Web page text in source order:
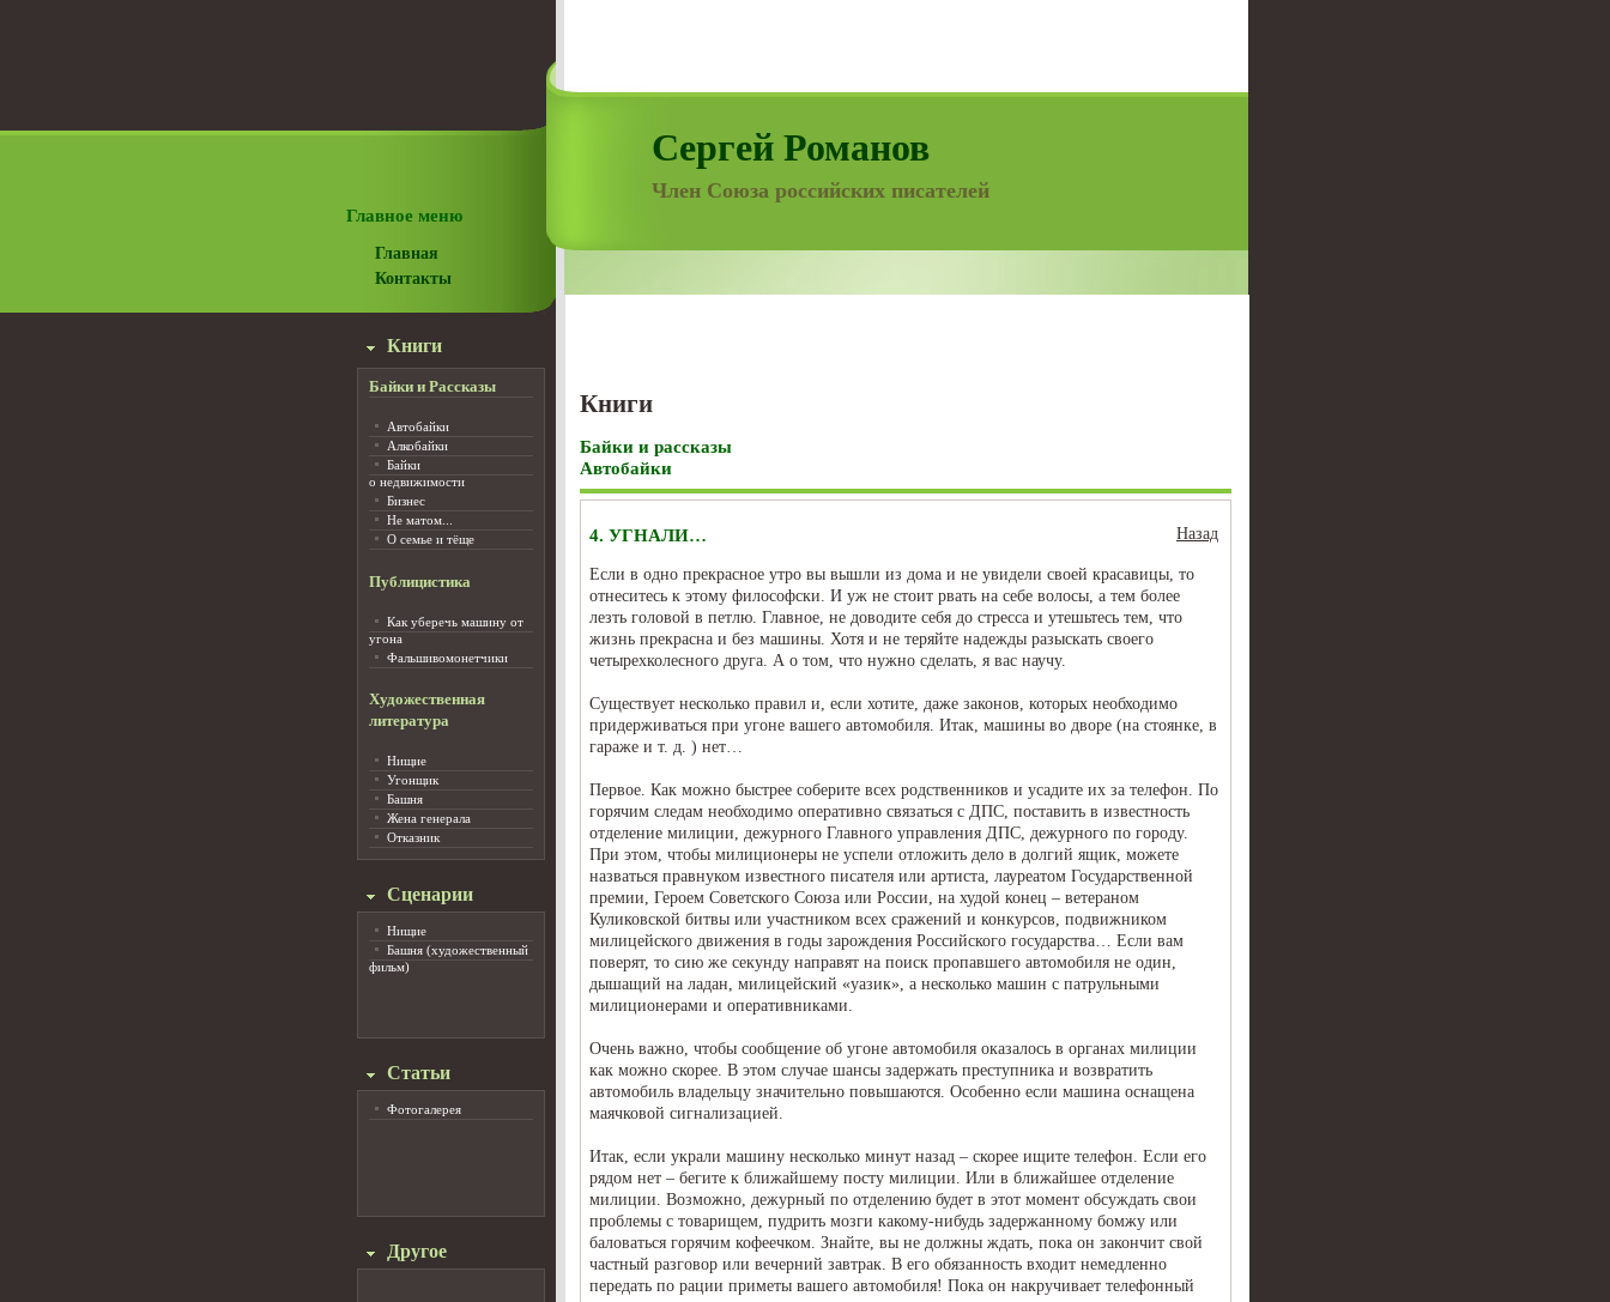
Главное меню
Главная
Контакты
Книги
Байки и Рассказы
Автобайки
Алкобайки
Байки
о недвижимости
Бизнес
Не матом...
О семье и тёще
Публицистика
Как уберечь машину от
угона
Фальшивомонетчики
Художественная
литература
Нищие
Угонщик
Башня
Жена генерала
Отказник
Сценарии
Нищие
Башня (художественный
фильм)
Статьи
Фотогалерея
Другое
Сергей Романов
Член Союза российских писателей
Книги
Байки и рассказы
Автобайки
Назад
4. УГНАЛИ…
Если в одно прекрасное утро вы вышли из дома и не увидели своей красавицы, то
отнеситесь к этому философски. И уж не стоит рвать на себе волосы, а тем более
лезть головой в петлю. Главное, не доводите себя до стресса и утешьтесь тем, что
жизнь прекрасна и без машины. Хотя и не теряйте надежды разыскать своего
четырехколесного друга. А о том, что нужно сделать, я вас научу.
Существует несколько правил и, если хотите, даже законов, которых необходимо
придерживаться при угоне вашего автомобиля. Итак, машины во дворе (на стоянке, в
гараже и т. д. ) нет…
Первое. Как можно быстрее соберите всех родственников и усадите их за телефон. По
горячим следам необходимо оперативно связаться с ДПС, поставить в известность
отделение милиции, дежурного Главного управления ДПС, дежурного по городу.
При этом, чтобы милиционеры не успели отложить дело в долгий ящик, можете
назваться правнуком известного писателя или артиста, лауреатом Государственной
премии, Героем Советского Союза или России, на худой конец – ветераном
Куликовской битвы или участником всех сражений и конкурсов, подвижником
милицейского движения в годы зарождения Российского государства… Если вам
поверят, то сию же секунду направят на поиск пропавшего автомобиля не один,
дышащий на ладан, милицейский «уазик», а несколько машин с патрульными
милиционерами и оперативниками.
Очень важно, чтобы сообщение об угоне автомобиля оказалось в органах милиции
как можно скорее. В этом случае шансы задержать преступника и возвратить
автомобиль владельцу значительно повышаются. Особенно если машина оснащена
маячковой сигнализацией.
Итак, если украли машину несколько минут назад – скорее ищите телефон. Если его
рядом нет – бегите к ближайшему посту милиции. Или в ближайшее отделение
милиции. Возможно, дежурный по отделению будет в этот момент обсуждать свои
проблемы с товарищем, пудрить мозги какому-нибудь задержанному бомжу или
баловаться горячим кофеечком. Знайте, вы не должны ждать, пока он закончит свой
частный разговор или вечерний завтрак. В его обязанность входит немедленно
передать по рации приметы вашего автомобиля! Пока он накручивает телефонный